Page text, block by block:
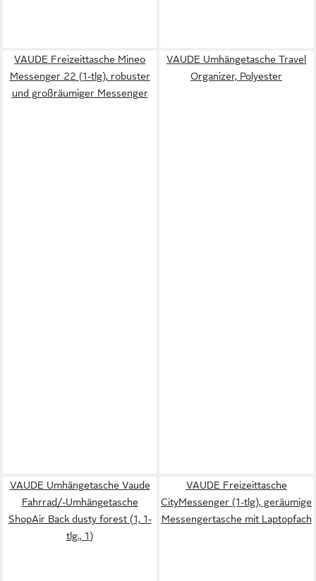
VAUDE Freizeittasche Mineo
Messenger 22 (1-tlg), robuster
und großräumiger Messenger
VAUDE Umhängetasche Travel
Organizer, Polyester
VAUDE Umhängetasche Vaude
Fahrrad/-Umhängetasche
ShopAir Back dusty forest (1, 1-
tlg., 1)
VAUDE Freizeittasche
CityMessenger (1-tlg), geräumige
Messengertasche mit Laptopfach